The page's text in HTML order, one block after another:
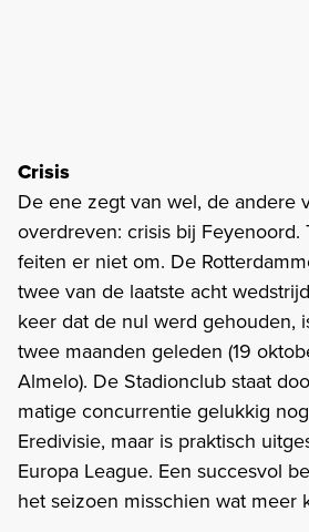
Crisis
De ene zegt van wel, de andere
overdreven: crisis bij Feyenoord.
feiten er niet om. De
twee van de laatste acht
keer dat de nul werd gehouden,
twee maanden geleden (19
Almelo). De Stadionclub staat
matige concurrentie gelukkig
Eredivisie, maar is praktisch
Europa League. Een succesvol
het seizoen misschien wat meer